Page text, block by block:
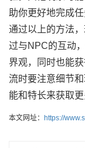
助你更好地完成
通过以上的方法
过与NPC的互动
界观，同时也能
流时要注意细节
能和特长来获取更
本文网址： https://